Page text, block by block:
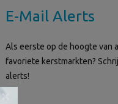
E-Mail Alerts
Als eerste op de hoogte van
favoriete kerstmarkten?
alerts!
×